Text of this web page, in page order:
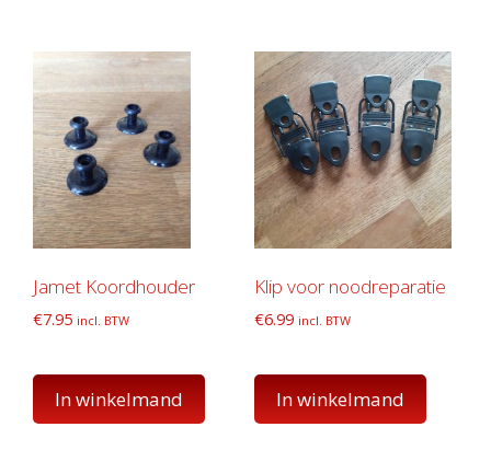
Jamet Koordhouder
€7.95 incl. BTW
In winkelmand
Klip voor noodreparatie
€6.99 incl. BTW
In winkelmand